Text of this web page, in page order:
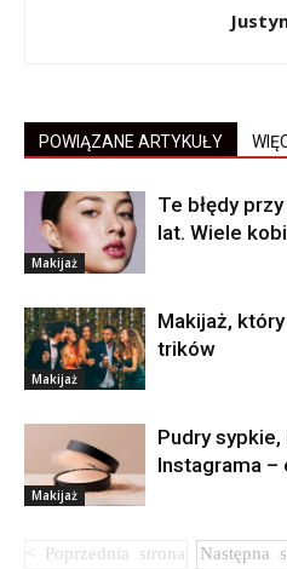
POWIĄZANE ARTYKUŁY
Makijaż
Te błędy
lat. Wiele
Makijaż
Makijaż,
trików
Makijaż
Pudry
Instagrama